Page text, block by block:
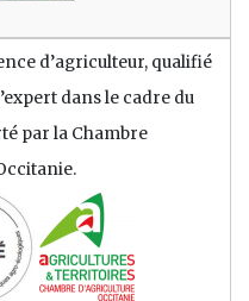
d’agriculteur, qualifié
dans le cadre du
par la Chambre